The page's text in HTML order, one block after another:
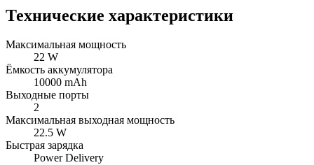
Технические характеристики
Максимальная мощность
22 W
Ёмкость аккумулятора
10000 mAh
Выходные порты
2
Максимальная выходная мощность
22.5 W
Быстрая зарядка
Power Delivery